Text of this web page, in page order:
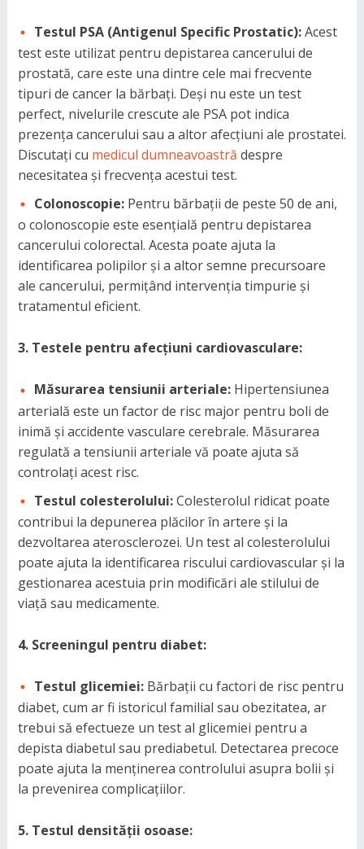
Testul PSA (Antigenul Specific Prostatic):Acest
test este utilizat pentru depistarea cancerului de
prostată, care este una dintre cele mai frecvente
tipuri de cancer la bărbați. Deși nu este un test
perfect, nivelurile crescute ale PSA pot indica
prezența cancerului sau a altor afecțiuni ale prostatei.
Discutați cu medicul dumneavoastră despre
necesitatea și frecvența acestui test.
Colonoscopie:Pentru bărbații de peste 50 de ani,
o colonoscopie este esențială pentru depistarea
cancerului colorectal. Acesta poate ajuta la
identificarea polipilor și a altor semne precursoare
ale cancerului, permițând intervenția timpurie și
tratamentul eficient.
3. Testele pentru afecțiuni cardiovasculare:
Măsurarea tensiunii arteriale:Hipertensiunea
arterială este un factor de risc major pentru boli de
inimă și accidente vasculare cerebrale. Măsurarea
regulată a tensiunii arteriale vă poate ajuta să
controlați acest risc.
Testul colesterolului:Colesterolul ridicat poate
contribui la depunerea plăcilor în artere și la
dezvoltarea aterosclerozei. Un test al colesterolului
poate ajuta la identificarea riscului cardiovascular și la
gestionarea acestuia prin modificări ale stilului de
viață sau medicamente.
4. Screeningul pentru diabet:
Testul glicemiei:Bărbații cu factori de risc pentru
diabet, cum ar fi istoricul familial sau obezitatea, ar
trebui să efectueze un test al glicemiei pentru a
depista diabetul sau prediabetul. Detectarea precoce
poate ajuta la menținerea controlului asupra bolii și
la prevenirea complicațiilor.
5. Testul densității osoase: